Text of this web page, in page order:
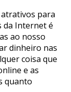
para
da Internet é
ao nosso
dinheiro nas
coisa que
e as
quanto